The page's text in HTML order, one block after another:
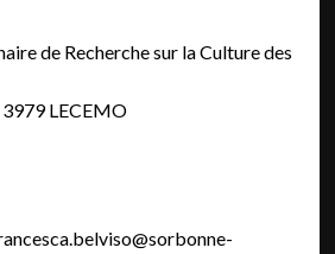
de Recherche sur la Culture des
3979 LECEMO